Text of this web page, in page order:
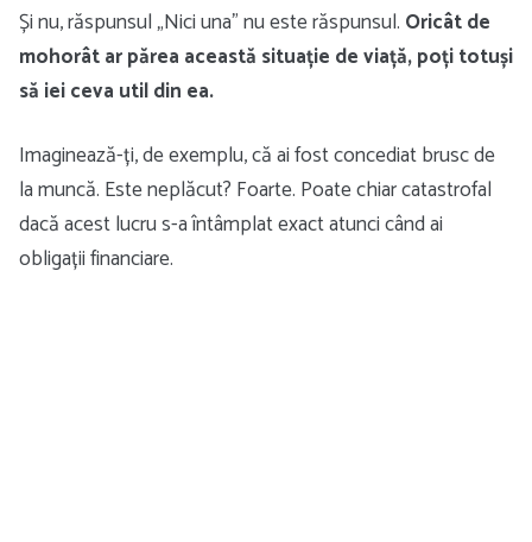
Și nu, răspunsul „Nici una” nu este răspunsul. Oricât de
mohorât ar părea această situație de viață, poți totuși
să iei ceva util din ea.
Imaginează-ți, de exemplu, că ai fost concediat brusc de
la muncă. Este neplăcut? Foarte. Poate chiar catastrofal
dacă acest lucru s-a întâmplat exact atunci când ai
obligații financiare.